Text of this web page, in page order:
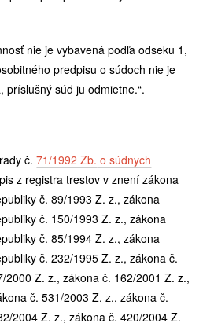
nie je vybavená podľa odseku 1,
predpisu o súdoch nie je
súd ju odmietne.“.
č.71/1992 Zb. o súdnych
z registra trestov v znení zákona
č. 89/1993 Z. z., zákona
č. 150/1993 Z. z., zákona
č. 85/1994 Z. z., zákona
č. 232/1995 Z. z., zákona č.
2000 Z. z., zákona č. 162/2001 Z. z.,
č. 531/2003 Z. z., zákona č.
2004 Z. z., zákona č. 420/2004 Z.